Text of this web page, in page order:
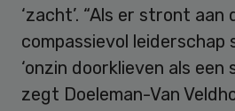
‘zacht’. “Als er stront aan
compassievol leiderschap
‘onzin doorklieven als een
zegt Doeleman-Van